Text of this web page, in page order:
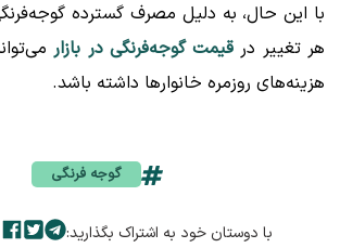
با این حال، به دلیل مصرف گسترده
هر تغییر در قیمت گوجه‌فرنگی در بازار
هزینه‌های روزمره خانوارها داشته باشد.
گوجه فرنگی
با دوستان خود به اشتراک بگذارید: